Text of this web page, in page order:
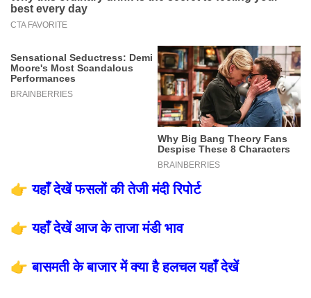
👉यहाँ देखें फसलों की तेजी मंदी रिपोर्ट
👉यहाँ देखें आज के ताजा मंडी भाव
👉बासमती के बाजार में क्या है हलचल यहाँ देखें